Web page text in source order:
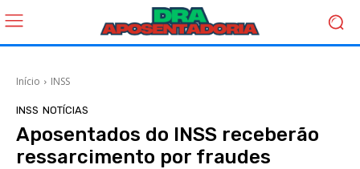
Início INSS
INSS NOTÍCIAS
Aposentados do INSS receberão
ressarcimento por fraudes